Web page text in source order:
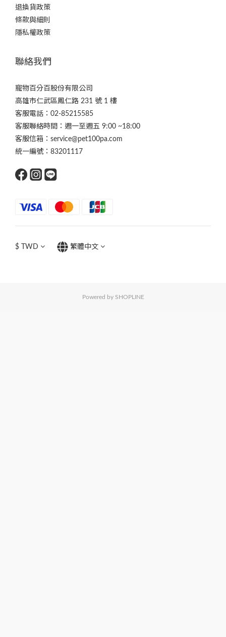
退換貨政策
條款與細則
隱私權政策
聯絡我們
寵物百分百股份有限公司
高雄市仁武區鳳仁路 231 號 1 樓
客服電話：02-85215585
客服聯絡時間：週一至週五 9:00 ~18:00
客服信箱：service@pet100pa.com
統一編號：83201117
$ TWD 繁體中文
Powered by SHOPLINE